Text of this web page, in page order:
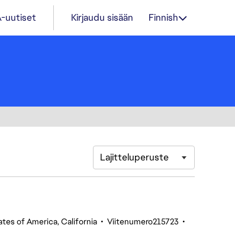
uutiset Kirjaudu sisään Finnish
Lajitteluperuste
of America, California • Viitenumero215723 •